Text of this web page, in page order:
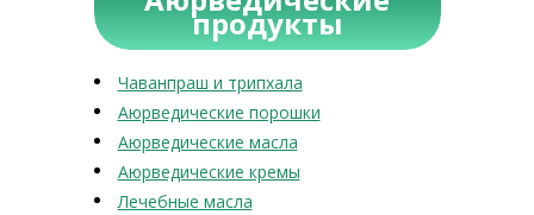
продукты
Чаванпраш и трипхала
Аюрведические порошки
Аюрведические масла
Аюрведические кремы
Лечебные масла